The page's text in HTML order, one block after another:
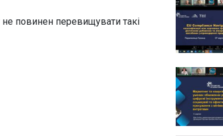
не повинен перевищувати такі